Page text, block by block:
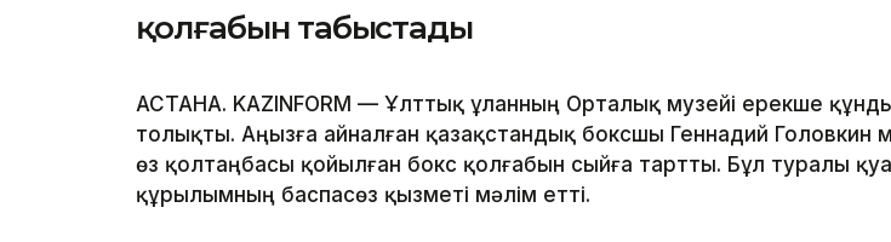
қолғабын табыстады
АСТАНА. KAZINFORM — Ұлттық ұланның Орталық музейі ерекше
толықты. Аңызға айналған қазақстандық боксшы Геннадий Головкин
өз қолтаңбасы қойылған бокс қолғабын сыйға тартты. Бұл туралы
құрылымның баспасөз қызметі мәлім етті.